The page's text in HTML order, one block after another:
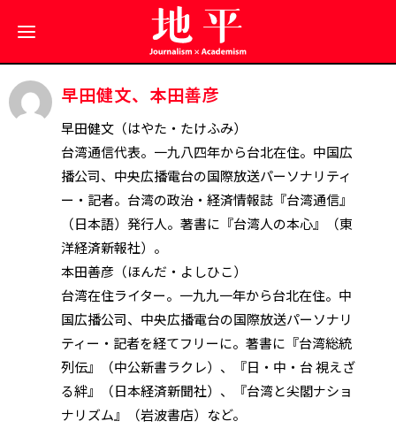
早田健文、本田善彦
早田健文（はやた・たけふみ）
台湾通信代表。一九八四年から台北在住。中国広
播公司、中央広播電台の国際放送パーソナリティ
ー・記者。台湾の政治・経済情報誌『台湾通信』
（日本語）発行人。著書に『台湾人の本心』（東
洋経済新報社）。
本田善彦（ほんだ・よしひこ）
台湾在住ライター。一九九一年から台北在住。中
国広播公司、中央広播電台の国際放送パーソナリ
ティー・記者を経てフリーに。著書に『台湾総統
列伝』（中公新書ラクレ）、『日・中・台 視えざ
る絆』（日本経済新聞社）、『台湾と尖閣ナショ
ナリズム』（岩波書店）など。